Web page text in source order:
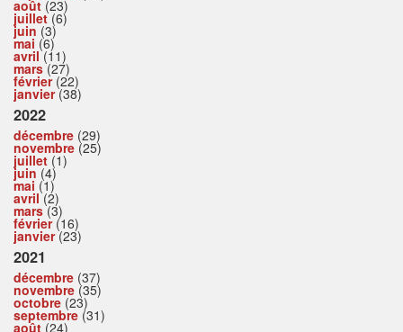
août (23)
juillet(6)
juin (3)
mai (6)
avril(11)
mars(27)
février(22)
janvier(38)
2022
décembre (29)
novembre (25)
juillet (1)
juin (4)
mai (1)
avril(2)
mars(3)
février(16)
janvier(23)
2021
décembre (37)
novembre (35)
octobre (23)
septembre (31)
août (24)